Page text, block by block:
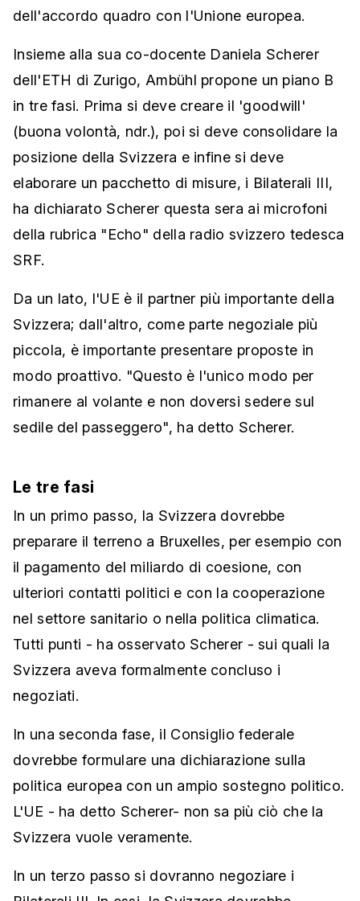
dell'accordo quadro con l'Unione europea.
Insieme alla sua co-docente Daniela Scherer
dell'ETH di Zurigo, Ambühl propone un piano B
in tre fasi. Prima si deve creare il 'goodwill'
(buona volontà, ndr.), poi si deve consolidare la
posizione della Svizzera e infine si deve
elaborare un pacchetto di misure, i Bilaterali III,
ha dichiarato Scherer questa sera ai microfoni
della rubrica "Echo" della radio svizzero tedesca
SRF.
Da un lato, l'UE è il partner più importante della
Svizzera; dall'altro, come parte negoziale più
piccola, è importante presentare proposte in
modo proattivo. "Questo è l'unico modo per
rimanere al volante e non doversi sedere sul
sedile del passeggero", ha detto Scherer.
Le tre fasi
In un primo passo, la Svizzera dovrebbe
preparare il terreno a Bruxelles, per esempio con
il pagamento del miliardo di coesione, con
ulteriori contatti politici e con la cooperazione
nel settore sanitario o nella politica climatica.
Tutti punti - ha osservato Scherer - sui quali la
Svizzera aveva formalmente concluso i
negoziati.
In una seconda fase, il Consiglio federale
dovrebbe formulare una dichiarazione sulla
politica europea con un ampio sostegno politico.
L'UE - ha detto Scherer- non sa più ciò che la
Svizzera vuole veramente.
In un terzo passo si dovranno negoziare i